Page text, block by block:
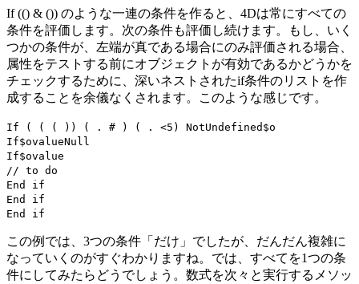
If (() & ()) のような一連の条件を作ると、4Dは常にすべての
条件を評価します。次の条件も評価し続けます。もし、いく
つかの条件が、左端が真である場合にのみ評価される場合、
属性をテストする前にオブジェクトが有効であるかどうかを
チェックするために、深いネストされたif条件のリストを作
成することを余儀なくされます。このような感じです。
If ( ( ( )) ( . # ) ( . <5) NotUndefined $o
If$ovalueNull
If$ovalue
// to do
End if
End if
End if
この例では、3つの条件「だけ」でしたが、だんだん複雑に
なっていくのがすぐわかりますね。では、すべてを1つの条
件にしてみたらどうでしょう。数式を次々と実行するメソッ